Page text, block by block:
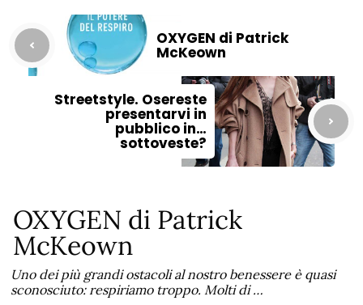
OXYGEN di Patrick
McKeown
Streetstyle. Osereste
presentarvi in
pubblico in…
sottoveste?
OXYGEN di Patrick
McKeown
Uno dei più grandi ostacoli al nostro benessere è quasi
sconosciuto: respiriamo troppo. Molti di …